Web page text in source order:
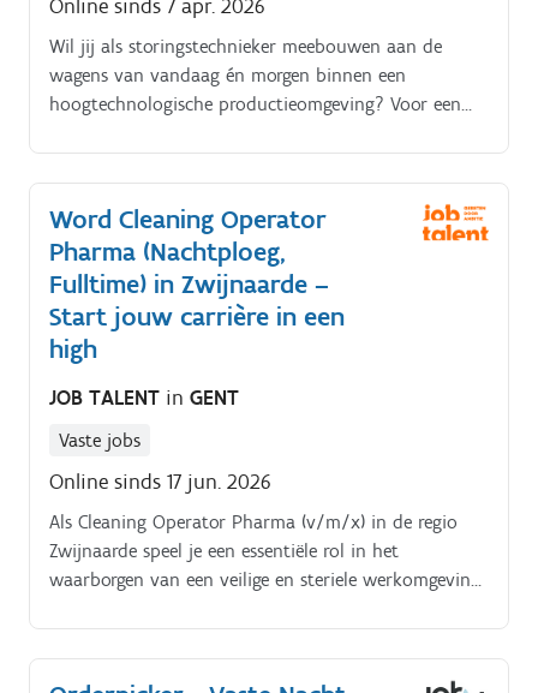
Online sinds 7 apr. 2026
Wil jij als storingstechnieker meebouwen aan de
wagens van vandaag én morgen binnen een
hoogtechnologische productieomgeving? Voor een
techniek, automatisatie en teamwork.
Word Cleaning Operator
Pharma (Nachtploeg,
Fulltime) in Zwijnaarde –
Start jouw carrière in een
high
JOB TALENT in GENT
Vaste jobs
Online sinds 17 jun. 2026
Als Cleaning Operator Pharma (v/m/x) in de regio
Zwijnaarde speel je een essentiële rol in het
waarborgen van een veilige en steriele werkomgeving
opleiding in GMP (Good Manufacturing Practices) en
de interne procedures, ben jij verantwoordelijk voor